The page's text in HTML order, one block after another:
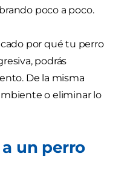
poco a poco.
por qué tu perro
podrás
De la misma
o eliminar lo
un perro